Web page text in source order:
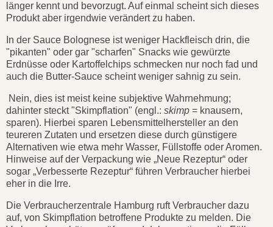
länger kennt und bevorzugt. Auf einmal scheint sich dieses
Produkt aber irgendwie verändert zu haben.
In der Sauce Bolognese ist weniger Hackfleisch drin, die
"pikanten" oder gar "scharfen" Snacks wie gewürzte
Erdnüsse oder Kartoffelchips schmecken nur noch fad und
auch die Butter-Sauce scheint weniger sahnig zu sein.
Nein, dies ist meist keine subjektive Wahrnehmung;
dahinter steckt "Skimpflation" (engl.: skimp = knausern,
sparen). Hierbei sparen Lebensmittelhersteller an den
teureren Zutaten und ersetzen diese durch günstigere
Alternativen wie etwa mehr Wasser, Füllstoffe oder Aromen.
Hinweise auf der Verpackung wie „Neue Rezeptur“ oder
sogar „Verbesserte Rezeptur“ führen Verbraucher hierbei
eher in die Irre.
Die Verbraucherzentrale Hamburg ruft Verbraucher dazu
auf, von Skimpflation betroffene Produkte zu melden. Die